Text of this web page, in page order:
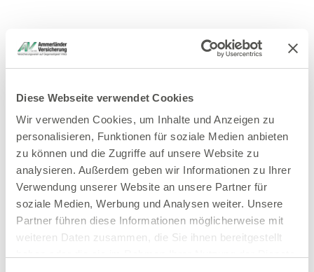
Diese Webseite verwendet Cookies
Wir verwenden Cookies, um Inhalte und Anzeigen zu
personalisieren, Funktionen für soziale Medien anbieten
zu können und die Zugriffe auf unsere Website zu
analysieren. Außerdem geben wir Informationen zu Ihrer
Verwendung unserer Website an unsere Partner für
soziale Medien, Werbung und Analysen weiter. Unsere
Partner führen diese Informationen möglicherweise mit
weiteren Daten zusammen, die Sie ihnen bereitgestellt